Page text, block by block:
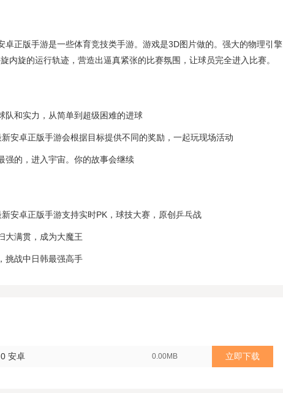
卓正版手游是一些体育竞技类手游。游戏是3D图片做的。强大的物理引擎
内旋的运行轨迹，营造出逼真紧张的比赛氛围，让球员完全进入比赛。
队和实力，从简单到超级困难的进球
安卓正版手游会根据目标提供不同的奖励，一起玩现场活动
强的，进入宇宙。你的故事会继续
安卓正版手游支持实时PK，球技大赛，原创乒乓战
大满贯，成为大魔王
挑战中日韩最强高手
安卓 0.00MB 立即下载